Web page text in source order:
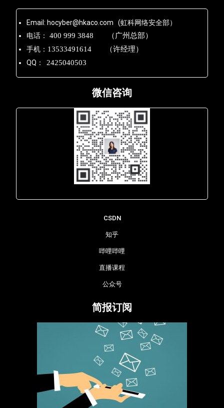
Email: hocyber@hkaco.com (虹科网络安全部）
电话：
400 999 3848 （广州总部）
手机： 13533491614 （许经理）
QQ： 2425040503
微信咨询
CSDN
知乎
哔哩哔哩
直播课程
公众号
简报订阅